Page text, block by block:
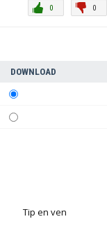
0
0
DOWNLOAD
Tip en ven